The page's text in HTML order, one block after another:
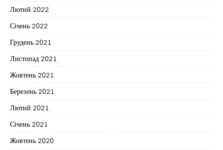
Лютий 2022
Січень 2022
Грудень 2021
Листопад 2021
Жовтень 2021
Березень 2021
Лютий 2021
Січень 2021
Жовтень 2020